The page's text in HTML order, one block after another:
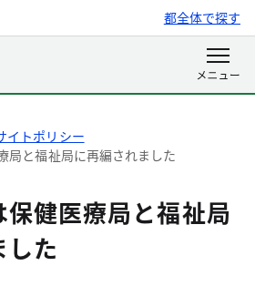
都全体で探す
イトポリシー
局と福祉局に再編されました
健医療局と福祉局
した